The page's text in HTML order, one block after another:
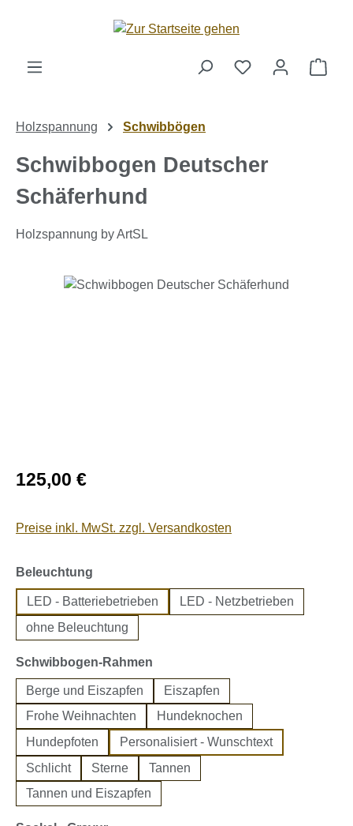
Zum Hauptinhalt springen
Holzspannung Schwibbögen
Schwibbogen Deutscher
Schäferhund
Holzspannung by ArtSL
Bildergalerie überspringen
Regulärer Preis:
125,00 €
Preise inkl. MwSt. zzgl. Versandkosten
Beleuchtung
LED - Batteriebetrieben
LED - Netzbetrieben
ohne Beleuchtung
Schwibbogen-Rahmen
Berge und Eiszapfen
Eiszapfen
Frohe Weihnachten
Hundeknochen
Hundepfoten
Personalisiert - Wunschtext
Schlicht
Sterne
Tannen
Tannen und Eiszapfen